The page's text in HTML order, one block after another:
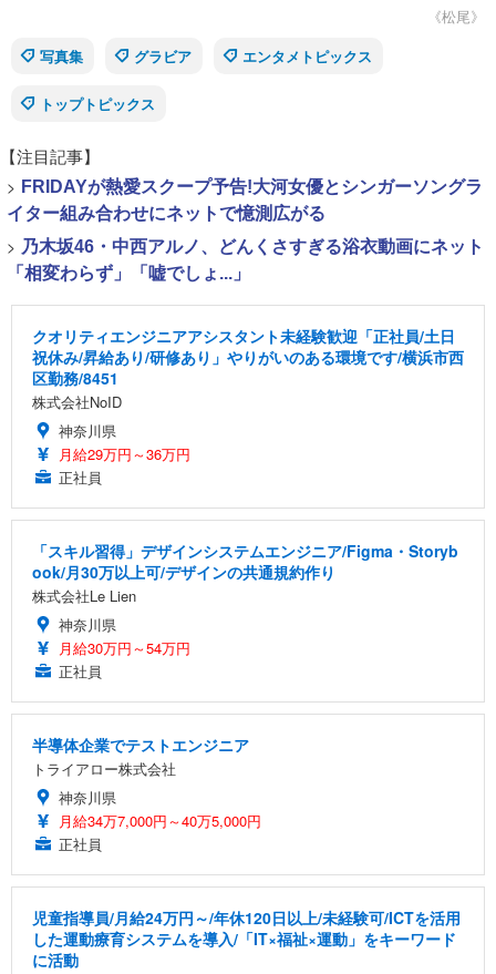
《松尾》
写真集
グラビア エンタメトピックス
トップトピックス
【注目記事】
> FRIDAYが熱愛スクープ予告!大河女優とシンガーソングラ
イター組み合わせにネットで憶測広がる
> 乃木坂46・中西アルノ、どんくさすぎる浴衣動画にネット
「相変わらず」「嘘でしょ...」
クオリティエンジニアアシスタント未経験歓迎「正社員/土日
祝休み/昇給あり/研修あり」やりがいのある環境です/横浜市西
区勤務/8451
株式会社NoID
神奈川県
月給29万円～36万円
正社員
「スキル習得」デザインシステムエンジニア/Figma・Storyb
ook/月30万以上可/デザインの共通規約作り
株式会社Le Lien
神奈川県
月給30万円～54万円
正社員
半導体企業でテストエンジニア
トライアロー株式会社
神奈川県
月給34万7,000円～40万5,000円
正社員
児童指導員/月給24万円～/年休120日以上/未経験可/ICTを活用
した運動療育システムを導入/「IT×福祉×運動」をキーワード
に活動